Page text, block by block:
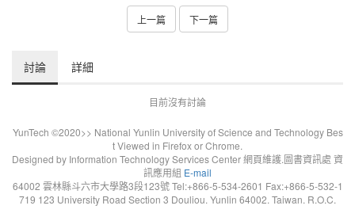
上一篇 下一篇
討論 詳細
目前沒有討論
YunTech ©2020>> National Yunlin University of Science and Technology Bes
t Viewed in Firefox or Chrome.
Designed by Information Technology Services Center 網頁維護.圖書資訊處 資
訊應用組 E-mail
64002 雲林縣斗六市大學路3段123號 Tel:+866-5-534-2601 Fax:+866-5-532-1
719 123 University Road Section 3 Douliou. Yunlin 64002. Taiwan. R.O.C.